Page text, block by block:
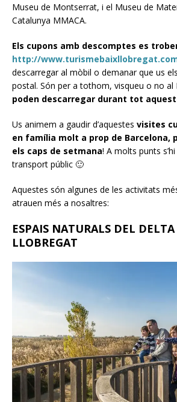
Museu de Montserrat, i el Museu de
Catalunya MMACA.
Els cupons amb descomptes es
http://
descarregar al mòbil o demanar que us
postal. Són per a tothom, visqueu o no al
poden descarregar durant tot aquest
Us animem a gaudir d’aquestes visites
en família molt a prop de Barcelona,
els caps de setmana! A molts punts
transport públic 🙂
Aquestes són algunes de les activitats
atrauen més a nosaltres:
ESPAIS NATURALS DEL
LLOBREGAT